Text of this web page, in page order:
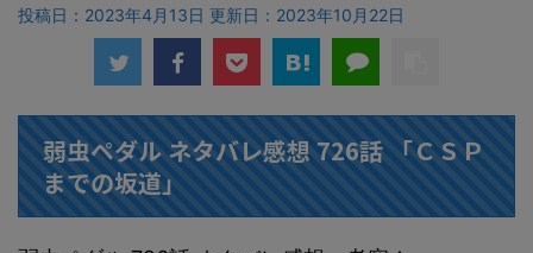
投稿日：2023年4月13日 更新日： 2023年10月22日
弱虫ペダル ネタバレ感想 726話 「ＣＳＰ
までの坂道」